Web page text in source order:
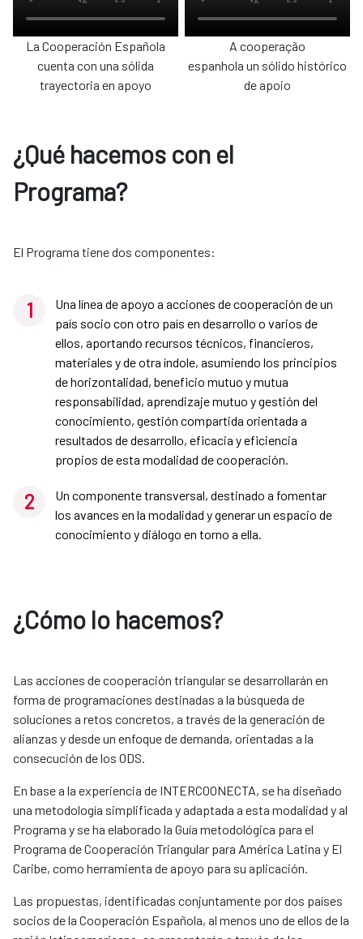
La Cooperación Española
​​​​​​​cuenta con una sólida
trayectoria en apoyo
A cooperação
​​​​​​​espanhola un sólido histórico
de apoio
¿Qué hacemos con el
Programa?
El Programa tiene dos componentes:
Una línea de apoyo a acciones de cooperación de un
país socio con otro país en desarrollo o varios de
ellos, aportando recursos técnicos, financieros,
materiales y de otra índole, asumiendo los principios
de horizontalidad, beneficio mutuo y mutua
responsabilidad, aprendizaje mutuo y gestión del
conocimiento, gestión compartida orientada a
resultados de desarrollo, eficacia y eficiencia
propios de esta modalidad de cooperación.
Un componente transversal, destinado a fomentar
los avances en la modalidad y generar un espacio de
conocimiento y diálogo en torno a ella.
¿Cómo lo hacemos?
Las acciones de cooperación triangular se desarrollarán en
forma de programaciones destinadas a la búsqueda de
soluciones a retos concretos, a través de la generación de
alianzas y desde un enfoque de demanda, orientadas a la
consecución de los ODS.
En base a la experiencia de INTERCOONECTA, se ha diseñado
una metodología simplificada y adaptada a esta modalidad y al
Programa y se ha elaborado la Guía metodológica para el
Programa de Cooperación Triangular para América Latina y El
Caribe, como herramienta de apoyo para su aplicación.
Las propuestas, identificadas conjuntamente por dos países
socios de la Cooperación Española, al menos uno de ellos de la